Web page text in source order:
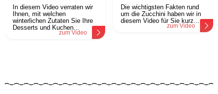
In diesem Video verraten wir
Ihnen, mit welchen
winterlichen Zutaten Sie Ihre
Desserts und Kuchen...
zum Video
Die wichtigsten Fakten rund
um die Zucchini haben wir in
diesem Video für Sie kurz...
zum Video